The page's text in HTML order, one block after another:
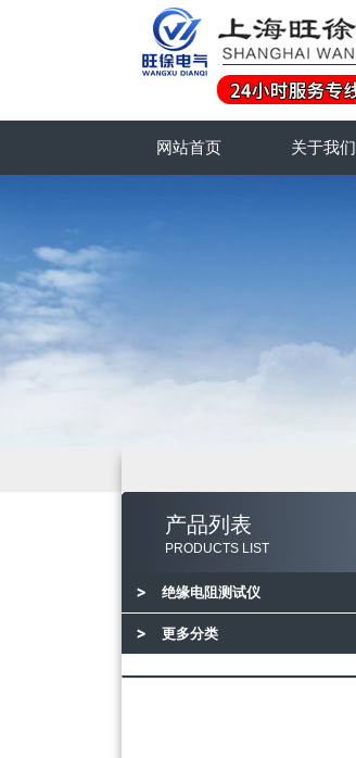
网站首页 关于我们
产品列表
PRODUCTS LIST
绝缘电阻测试仪
更多分类